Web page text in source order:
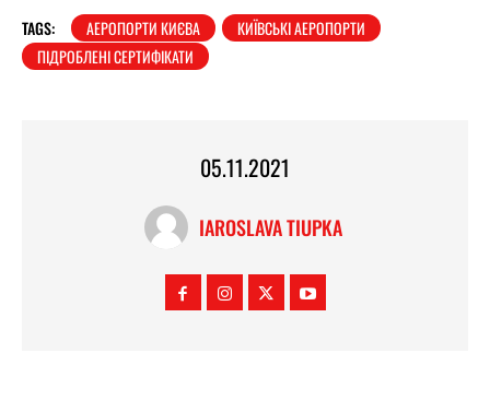
TAGS: АЕРОПОРТИ КИЄВА
КИЇВСЬКІ АЕРОПОРТИ
ПІДРОБЛЕНІ СЕРТИФІКАТИ
05.11.2021
IAROSLAVA TIUPKA